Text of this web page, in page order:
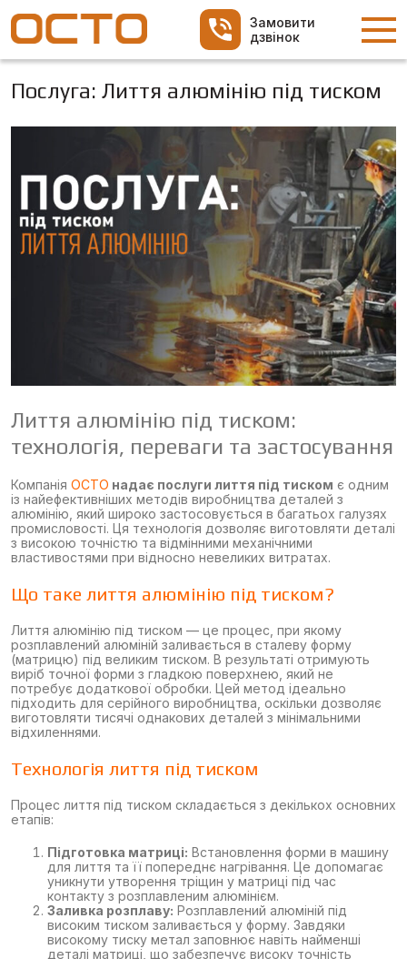
Замовити
дзвінок
Послуга: Лиття алюмінію під тиском
Лиття алюмінію під тиском:
технологія, переваги та застосування
Компанія OCTO надає послуги лиття під тиском є одним
із найефективніших методів виробництва деталей з
алюмінію, який широко застосовується в багатьох галузях
промисловості. Ця технологія дозволяє виготовляти деталі
з високою точністю та відмінними механічними
властивостями при відносно невеликих витратах.
Що таке лиття алюмінію під тиском?
Лиття алюмінію під тиском — це процес, при якому
розплавлений алюміній заливається в сталеву форму
(матрицю) під великим тиском. В результаті отримують
виріб точної форми з гладкою поверхнею, який не
потребує додаткової обробки. Цей метод ідеально
підходить для серійного виробництва, оскільки дозволяє
виготовляти тисячі однакових деталей з мінімальними
відхиленнями.
Технологія лиття під тиском
Процес лиття під тиском складається з декількох основних
етапів:
Підготовка матриці: Встановлення форми в машину
для лиття та її попереднє нагрівання. Це допомагає
уникнути утворення тріщин у матриці під час
контакту з розплавленим алюмінієм.
Заливка розплаву: Розплавлений алюміній під
високим тиском заливається у форму. Завдяки
високому тиску метал заповнює навіть найменші
деталі матриці, що забезпечує високу точність